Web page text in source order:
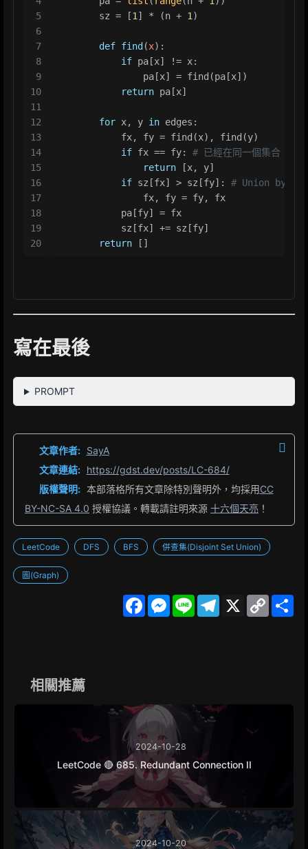
5
6
7
8
9
10
11
12
13
14
15
16
17
18
19
20
        sz = [
1] * (n + 1)
def find (x):
if pa[x] != x:
                pa[x] = find(pa[x])
return pa[x]
for x, y in edges:
            fx, fy = find(x), find(y)
if fx == fy: # 已經在同一個集合
return [x, y]
if sz[fx] > sz[fy]: # Union by
                fx, fy = fy, fx
            pa[fy] = fx
            sz[fx] += sz[fy]
return []
寫在最後
PROMPT
文章作者: SayA
文章連結: https://gdst.dev/posts/LC-684/
版權聲明: 本部落格所有文章除特別聲明外，均採用CC
BY-NC-SA 4.0 授權協議。轉載請註明來源 十六個天亮 ！
LeetCode DFS BFS 併查集(Disjoint Set Union)
圖(Graph)
F
M
L
X
C
相關推薦
2024-10-28
LeetCode 🔴 685. Redundant Connection II
2024-10-20